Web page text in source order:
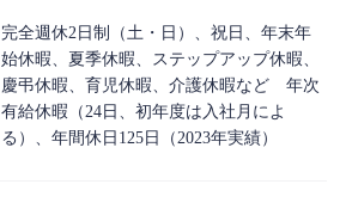
完全週休2日制（土・日）、祝日、年末年
始休暇、夏季休暇、ステップアップ休暇、
慶弔休暇、育児休暇、介護休暇など 年次
有給休暇（24日、初年度は入社月によ
る）、年間休日125日（2023年実績）